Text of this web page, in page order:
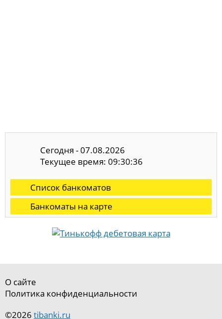
Сегодня - 07.08.2026
Текущее время: 09:30:37
Список банкоматов
Банкоматы на карте
О сайте
Политика конфиденциальности
©2026 tibanki.ru